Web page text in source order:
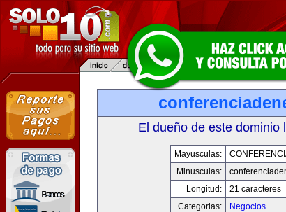
El dueño de este dominio
Mayusculas:
Minusculas:
Longitud:
21 caracteres
Categorias:
Negocios